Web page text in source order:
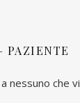
PAZIENTE
nessuno che vi